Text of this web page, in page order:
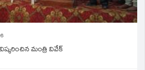
మంత్రి వివేక్